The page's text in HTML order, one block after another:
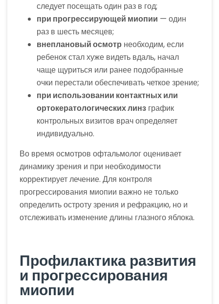
следует посещать один раз в год;
при прогрессирующей миопии — один
раз в шесть месяцев;
внеплановый осмотр необходим, если
ребенок стал хуже видеть вдаль, начал
чаще щуриться или ранее подобранные
очки перестали обеспечивать четкое зрение;
при использовании контактных или
ортокератологических линз график
контрольных визитов врач определяет
индивидуально.
Во время осмотров офтальмолог оценивает
динамику зрения и при необходимости
корректирует лечение. Для контроля
прогрессирования миопии важно не только
определить остроту зрения и рефракцию, но и
отслеживать изменение длины глазного яблока.
Профилактика развития
и прогрессирования
миопии